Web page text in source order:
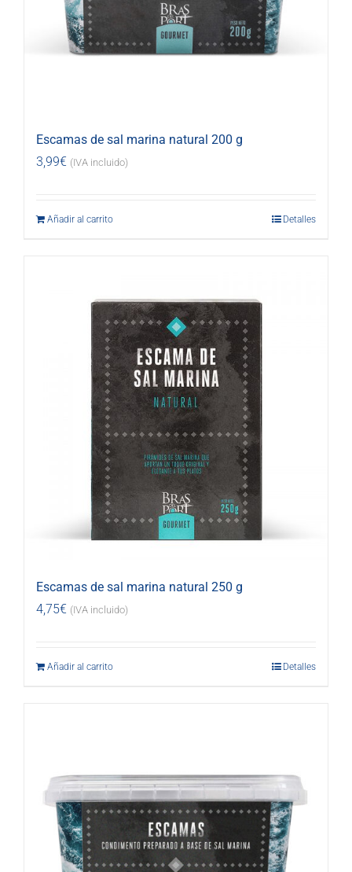
Escamas de sal marina natural 200 g
3,99€ (IVA incluido)
Añadir al carrito Detalles
Escamas de sal marina natural 250 g
4,75€ (IVA incluido)
Añadir al carrito Detalles